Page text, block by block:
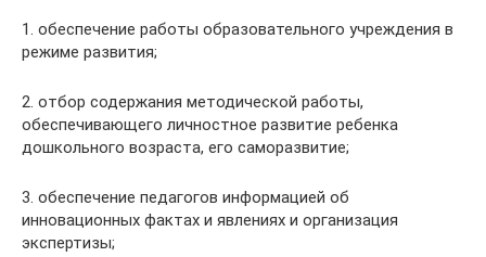
1. обеспечение работы образовательного учреждения в
режиме развития;
2. отбор содержания методической работы,
обеспечивающего личностное развитие ребенка
дошкольного возраста, его саморазвитие;
3. обеспечение педагогов информацией об
инновационных фактах и явлениях и организация
экспертизы;